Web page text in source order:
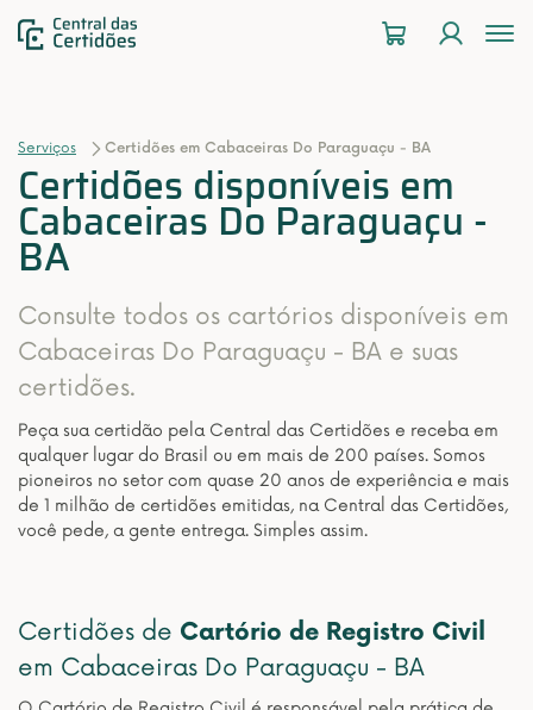
Serviços Certidões em Cabaceiras Do Paraguaçu - BA
Certidões disponíveis em
Cabaceiras Do Paraguaçu -
BA
Consulte todos os cartórios disponíveis em
Cabaceiras Do Paraguaçu - BA e suas
certidões.
Peça sua certidão pela Central das Certidões e receba em
qualquer lugar do Brasil ou em mais de 200 países. Somos
pioneiros no setor com quase 20 anos de experiência e mais
de 1 milhão de certidões emitidas, na Central das Certidões,
você pede, a gente entrega. Simples assim.
Certidões de Cartório de Registro Civil
em Cabaceiras Do Paraguaçu - BA